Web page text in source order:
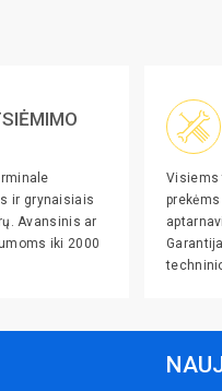
ir grynaisiais
Avansinis ar
iki 2000
Visiems